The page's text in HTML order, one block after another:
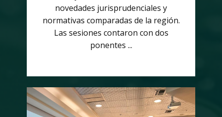
novedades jurisprudenciales y
normativas comparadas de la región.
Las sesiones contaron con dos
ponentes ...